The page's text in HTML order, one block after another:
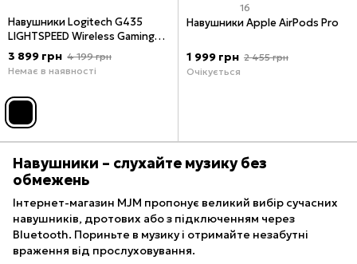
Навушники Logitech G435
LIGHTSPEED Wireless Gaming
Headset — Black (981-001050),
Чорний, Чорний
3 899 грн 4 199 грн
Немає в наявності
16
Навушники Apple AirPods Pro
1 999 грн 2 455 грн
Очікується
Навушники – слухайте музику без
обмежень
Інтернет-магазин MJM пропонує великий вибір сучасних
навушників, дротових або з підключенням через
Bluetooth. Пориньте в музику і отримайте незабутні
враження від прослуховування.